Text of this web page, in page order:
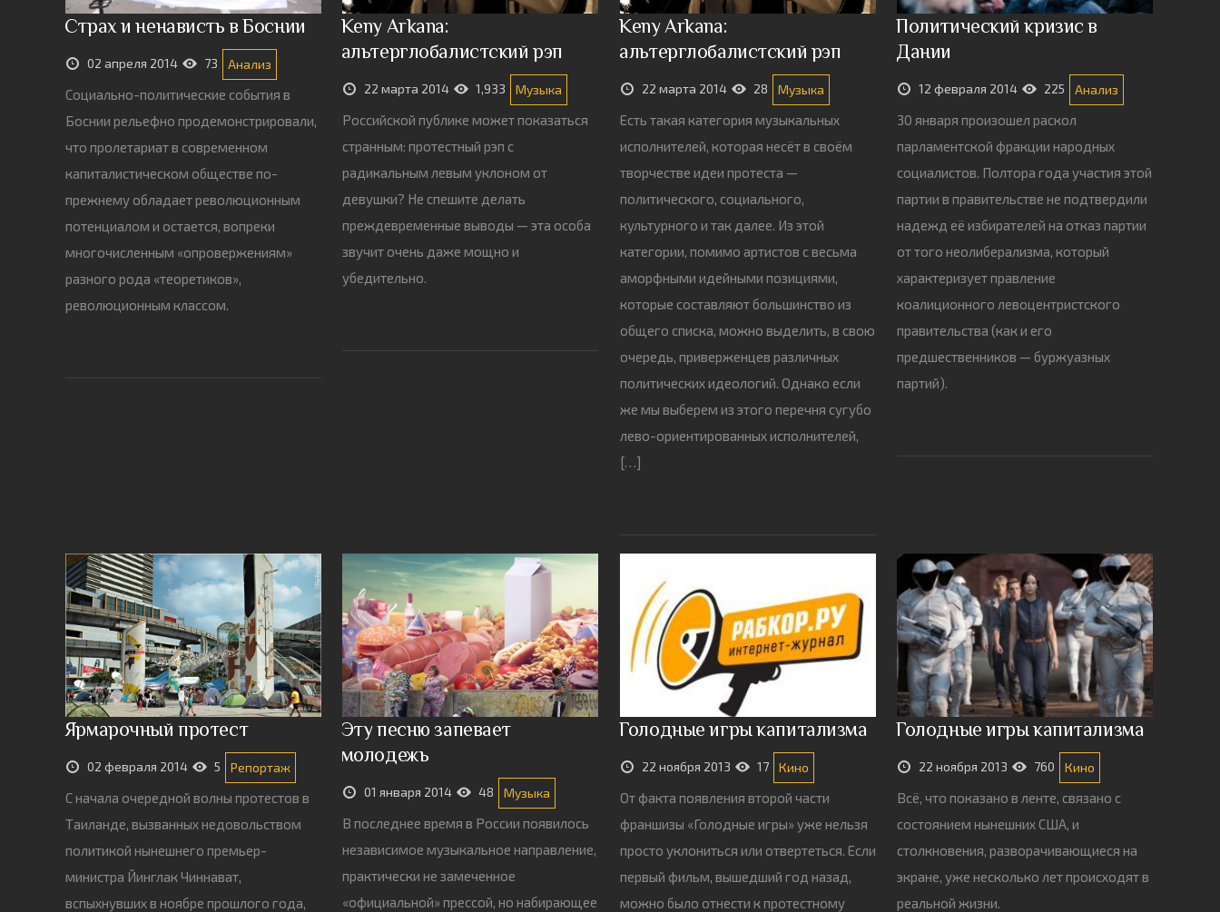
Страх и ненависть в Боснии
02 апреля 2014 73 Анализ
Социально-политические события в
Боснии рельефно продемонстрировали,
что пролетариат в современном
капиталистическом обществе по-
прежнему обладает революционным
потенциалом и остается, вопреки
многочисленным «опровержениям»
разного рода «теоретиков»,
революционным классом.
Keny Arkana:
альтерглобалистский рэп
22 марта 2014 1,933 Музыка
Российской публике может показаться
странным: протестный рэп с
радикальным левым уклоном от
девушки? Не спешите делать
преждевременные выводы — эта особа
звучит очень даже мощно и
убедительно.
Keny Arkana:
альтерглобалистский рэп
22 марта 2014 28 Музыка
Есть такая категория музыкальных
исполнителей, которая несёт в своём
творчестве идеи протеста —
политического, социального,
культурного и так далее. Из этой
категории, помимо артистов с весьма
аморфными идейными позициями,
которые составляют большинство из
общего списка, можно выделить, в свою
очередь, приверженцев различных
политических идеологий. Однако если
же мы выберем из этого перечня сугубо
лево-ориентированных исполнителей,
[…]
Политический кризис в
Дании
12 февраля 2014 225 Анализ
30 января произошел раскол
парламентской фракции народных
социалистов. Полтора года участия этой
партии в правительстве не подтвердили
надежд её избирателей на отказ партии
от того неолиберализма, который
характеризует правление
коалиционного левоцентристского
правительства (как и его
предшественников — буржуазных
партий).
Ярмарочный протест
02 февраля 2014 5 Репортаж
С начала очередной волны протестов в
Таиланде, вызванных недовольством
политикой нынешнего премьер-
министра Йинглак Чиннават,
вспыхнувших в ноябре прошлого года,
Эту песню запевает
молодежь
01 января 2014 48 Музыка
В последнее время в России появилось
независимое музыкальное направление,
практически не замеченное
«официальной» прессой, но набирающее
Голодные игры капитализма
22 ноября 2013 17 Кино
От факта появления второй части
франшизы «Голодные игры» уже нельзя
просто уклониться или отвертеться. Если
первый фильм, вышедший год назад,
можно было отнести к протестному
Голодные игры капитализма
22 ноября 2013 760 Кино
Всё, что показано в ленте, связано с
состоянием нынешних США, и
столкновения, разворачивающиеся на
экране, уже несколько лет происходят в
реальной жизни.